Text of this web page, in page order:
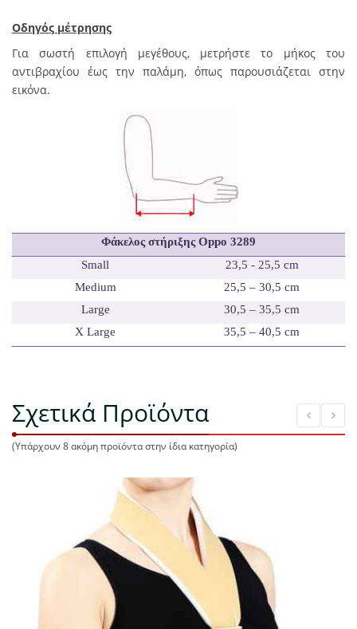
Οδηγός μέτρησης
Για σωστή επιλογή μεγέθους, μετρήστε το μήκος του
αντιβραχίου έως την παλάμη, όπως παρουσιάζεται στην
εικόνα.
Φάκελος στήριξης Oppo 3289
Small
23,5 - 25,5 cm
Medium
25,5 – 30,5 cm
Large
30,5 – 35,5 cm
X Large
35,5 – 40,5 cm
Σχετικά Προϊόντα
(Υπάρχουν 8 ακόμη προϊόντα στην ίδια κατηγορία)